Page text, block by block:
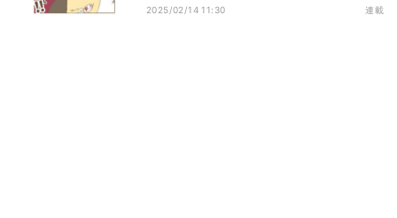
どかった話
2025/02/14 11:30 連載